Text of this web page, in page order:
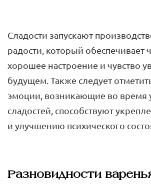
Сладости запускают
радости, который обеспечивает
хорошее настроение и чувство
будущем. Также следует
эмоции, возникающие во время
сладостей, способствуют
и улучшению психического
Разновидности